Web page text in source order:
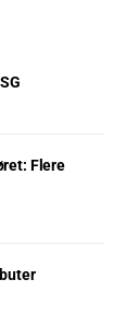
Flere